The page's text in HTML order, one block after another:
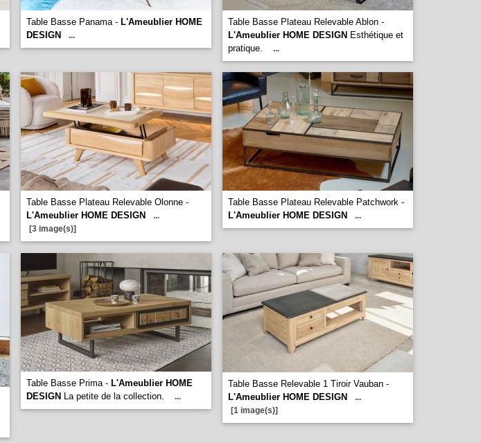
Table Basse Panama - L'Ameublier HOME
DESIGN
...
Table Basse Plateau Relevable Ablon -
L'Ameublier HOME DESIGN Esthétique et
pratique.
...
Table Basse Plateau Relevable Olonne -
L'Ameublier HOME DESIGN
...
[3 image(s)]
Table Basse Plateau Relevable Patchwork -
L'Ameublier HOME DESIGN
...
Table Basse Prima - L'Ameublier HOME
DESIGN La petite de la collection. ...
Table Basse Relevable 1 Tiroir Vauban -
L'Ameublier HOME DESIGN
...
[1 image(s)]